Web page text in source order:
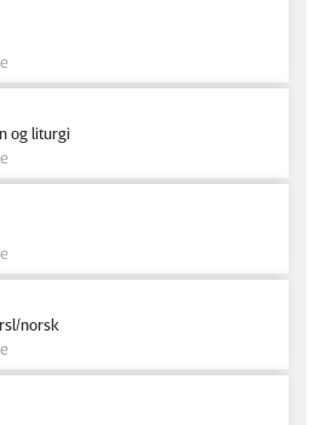
og liturgi
norsk